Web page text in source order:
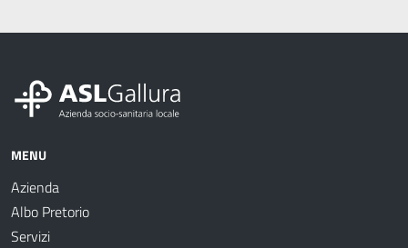
MENU
Azienda
Albo Pretorio
Servizi